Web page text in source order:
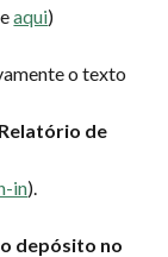
aqui)
o texto
Relatório de
in).
depósito no